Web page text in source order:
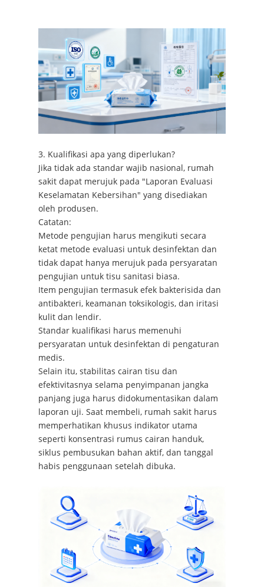
3. Kualifikasi apa yang diperlukan?
Jika tidak ada standar wajib nasional, rumah
sakit dapat merujuk pada "Laporan Evaluasi
Keselamatan Kebersihan" yang disediakan
oleh produsen.
Catatan:
Metode pengujian harus mengikuti secara
ketat metode evaluasi untuk desinfektan dan
tidak dapat hanya merujuk pada persyaratan
pengujian untuk tisu sanitasi biasa.
Item pengujian termasuk efek bakterisida dan
antibakteri, keamanan toksikologis, dan iritasi
kulit dan lendir.
Standar kualifikasi harus memenuhi
persyaratan untuk desinfektan di pengaturan
medis.
Selain itu, stabilitas cairan tisu dan
efektivitasnya selama penyimpanan jangka
panjang juga harus didokumentasikan dalam
laporan uji. Saat membeli, rumah sakit harus
memperhatikan khusus indikator utama
seperti konsentrasi rumus cairan handuk,
siklus pembusukan bahan aktif, dan tanggal
habis penggunaan setelah dibuka.